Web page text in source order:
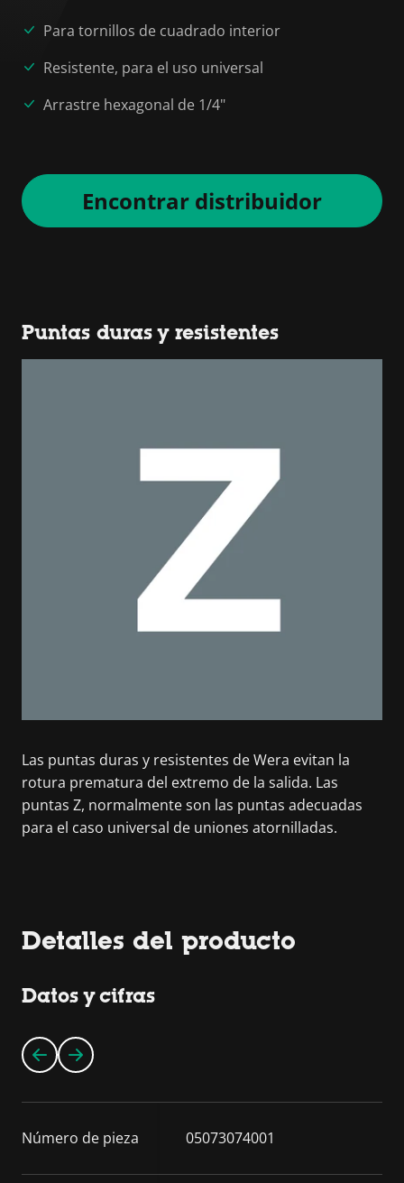
Para tornillos de cuadrado interior
Resistente, para el uso universal
Arrastre hexagonal de 1/4"
Encontrar distribuidor
Puntas duras y resistentes
Las puntas duras y resistentes de Wera evitan la
rotura prematura del extremo de la salida. Las
puntas Z, normalmente son las puntas adecuadas
para el caso universal de uniones atornilladas.
Detalles del producto
Datos y cifras
Número de pieza 05073074001